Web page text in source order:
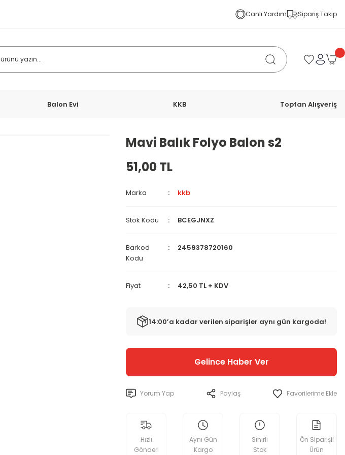
Canlı Yardım Sipariş Takip
Balon Evi KKB Toptan Alışveriş
Mavi Balık Folyo Balon s2
51,00 TL
Marka kkb
Stok Kodu BCEGJNXZ
Barkod
Kodu
2459378720160
Fiyat 42,50 TL + KDV
14:00’a kadar verilen siparişler aynı gün kargoda!
Gelince Haber Ver
Yorum Yap Paylaş
Hızlı
Gönderi
Aynı Gün
Kargo
Sınırlı
Stok
Ön Siparişli
Ürün